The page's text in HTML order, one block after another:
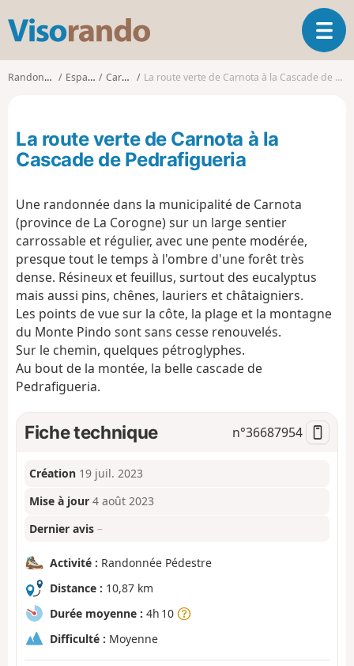
s
o
d
o
O
u
v
n
Randonnées Espagne Carnota La route verte de Carnota à la Cascade de Pedrafigueria
La route verte de Carnota à la
Cascade de Pedrafigueria
Une randonnée dans la municipalité de Carnota
(province de La Corogne) sur un large sentier
carrossable et régulier, avec une pente modérée,
presque tout le temps à l'ombre d'une forêt très
dense. Résineux et feuillus, surtout des eucalyptus
mais aussi pins, chênes, lauriers et châtaigniers.
Les points de vue sur la côte, la plage et la montagne
du Monte Pindo sont sans cesse renouvelés.
Sur le chemin, quelques pétroglyphes.
Au bout de la montée, la belle cascade de
Pedrafigueria.
Fiche technique n°36687954
Création 19 juil. 2023
Mise à jour 4 août 2023
Dernier avis –
Activité : Randonnée Pédestre
Distance : 10,87 km
Durée moyenne : 4h 10
Difficulté : Moyenne